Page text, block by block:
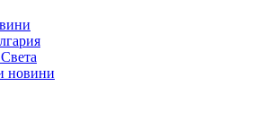
новини